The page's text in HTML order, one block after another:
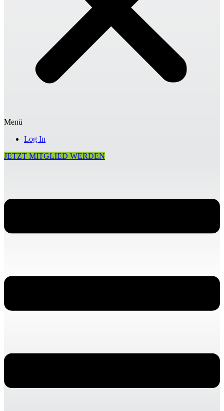
Menü
Log In
JETZT MITGLIED WERDEN